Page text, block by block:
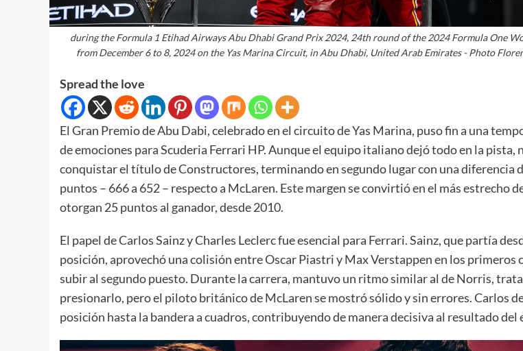
during the Formula 1 Etihad Airways Abu Dhabi Grand Prix 2024, 24th round of the 2024 Formula One
from December 6 to 8, 2024 on the Yas Marina Circuit, in Abu Dhabi, United Arab Emirates - Photo
Spread the love
El Gran Premio de Abu Dabi, celebrado en el circuito de Yas Marina, puso fin a una
de emociones para Scuderia Ferrari HP. Aunque el equipo italiano dejó todo en la pista,
conquistar el título de Constructores, terminando en segundo lugar con una diferencia
puntos – 666 a 652 – respecto a McLaren. Este margen se convirtió en el más estrecho
otorgan 25 puntos al ganador, desde 2010.
El papel de Carlos Sainz y Charles Leclerc fue esencial para Ferrari. Sainz, que partía
posición, aprovechó una colisión entre Oscar Piastri y Max Verstappen en los primeros
subir al segundo puesto. Durante la carrera, mantuvo un ritmo similar al de Norris,
presionarlo, pero el piloto británico de McLaren se mostró sólido y sin errores. Carlos
posición hasta la bandera a cuadros, contribuyendo de manera decisiva al resultado del